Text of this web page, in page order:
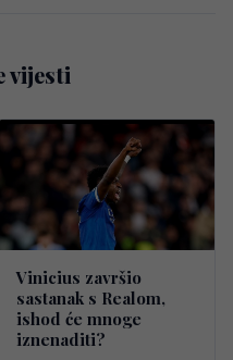
vijesti
Vinicius završio
sastanak s Realom,
ishod će mnoge
iznenaditi?